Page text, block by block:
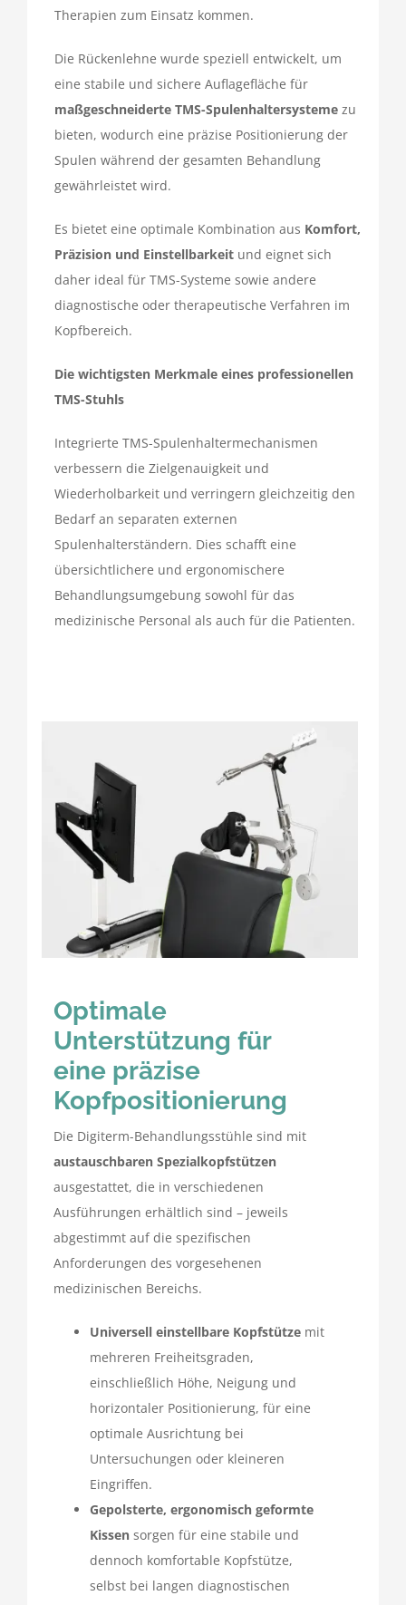
Therapien zum Einsatz kommen.
Die Rückenlehne wurde speziell entwickelt, um
eine stabile und sichere Auflagefläche für
maßgeschneiderte TMS-Spulenhaltersysteme zu
bieten, wodurch eine präzise Positionierung der
Spulen während der gesamten Behandlung
gewährleistet wird.
Es bietet eine optimale Kombination aus Komfort,
Präzision und Einstellbarkeit und eignet sich
daher ideal für TMS-Systeme sowie andere
diagnostische oder therapeutische Verfahren im
Kopfbereich.
Die wichtigsten Merkmale eines professionellen
TMS-Stuhls
Integrierte TMS-Spulenhaltermechanismen
verbessern die Zielgenauigkeit und
Wiederholbarkeit und verringern gleichzeitig den
Bedarf an separaten externen
Spulenhalterständern. Dies schafft eine
übersichtlichere und ergonomischere
Behandlungsumgebung sowohl für das
medizinische Personal als auch für die Patienten.
Optimale
Unterstützung für
eine präzise
Kopfpositionierung
Die Digiterm-Behandlungsstühle sind mit
austauschbaren Spezialkopfstützen
ausgestattet, die in verschiedenen
Ausführungen erhältlich sind – jeweils
abgestimmt auf die spezifischen
Anforderungen des vorgesehenen
medizinischen Bereichs.
Universell einstellbare Kopfstützemit
mehreren Freiheitsgraden,
einschließlich Höhe, Neigung und
horizontaler Positionierung, für eine
optimale Ausrichtung bei
Untersuchungen oder kleineren
Eingriffen.
Gepolsterte, ergonomisch geformte
Kissensorgen für eine stabile und
dennoch komfortable Kopfstütze,
selbst bei langen diagnostischen